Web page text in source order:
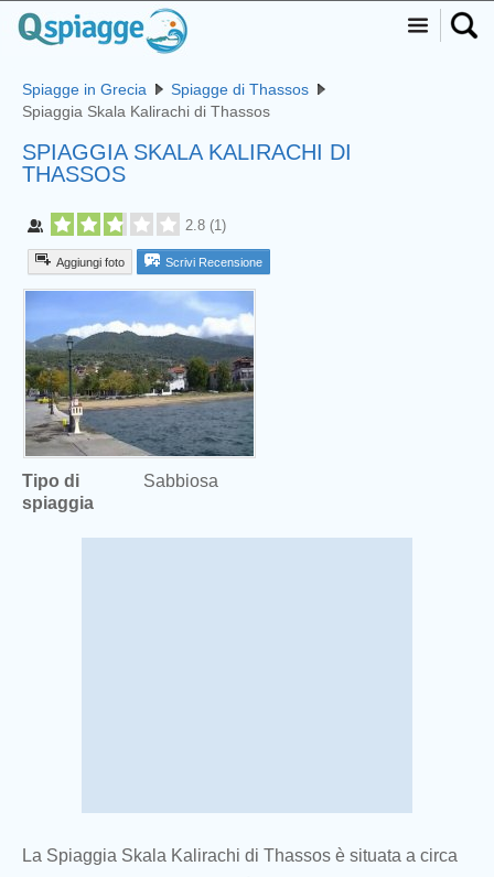
Spiagge in Grecia
Spiagge di Thassos
Spiaggia Skala Kalirachi di Thassos
SPIAGGIA SKALA KALIRACHI DI
THASSOS
2.8 (1)
Aggiungi foto Scrivi Recensione
Tipo di
spiaggia
Sabbiosa
La Spiaggia Skala Kalirachi di Thassos è situata a circa